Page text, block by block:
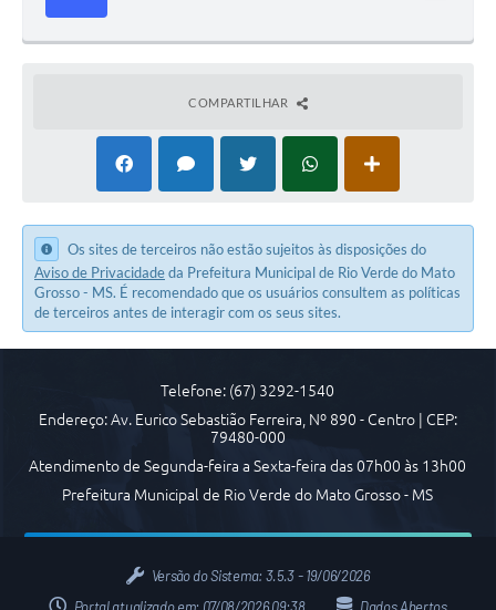
COMPARTILHAR
Os sites de terceiros não estão sujeitos às disposições do
Aviso de Privacidadeda Prefeitura Municipal de Rio Verde do Mato
Grosso - MS. É recomendado que os usuários consultem as políticas
de terceiros antes de interagir com os seus sites.
Telefone: (67) 3292-1540
Endereço: Av. Eurico Sebastião Ferreira, Nº 890 - Centro | CEP:
79480-000
Atendimento de Segunda-feira a Sexta-feira das 07h00 às 13h00
Prefeitura Municipal de Rio Verde do Mato Grosso - MS
Versão do Sistema: 3.5.3 - 19/06/2026
Portal atualizado em: 07/08/2026 09:38 Dados Abertos